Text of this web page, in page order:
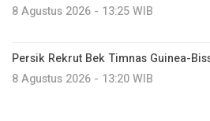
8 Agustus 2026 - 13:25 WIB
Persik Rekrut Bek Timnas Guinea-
8 Agustus 2026 - 13:20 WIB